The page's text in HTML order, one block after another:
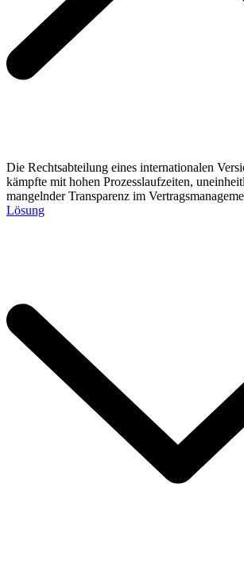
Die Rechtsabteilung eines internationalen
kämpfte mit hohen Prozesslaufzeiten,
mangelnder Transparenz im
Lösung